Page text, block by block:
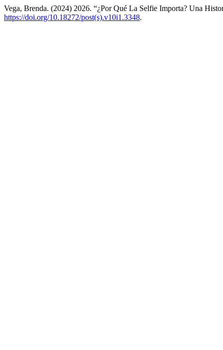
Vega, Brenda. (2024) 2026. “¿Por Qué La Selfie Importa? Una
https://doi.org/10.18272/post(s).v10i1.3348.